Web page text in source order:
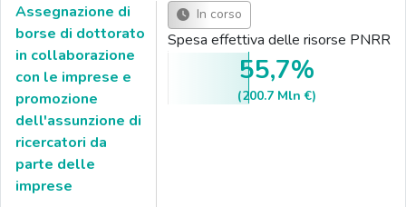
Assegnazione di
borse di dottorato
in collaborazione
con le imprese e
promozione
dell'assunzione di
ricercatori da
parte delle
imprese
In corso
Spesa effettiva delle risorse PNRR
55,7%
(200.7 Mln €)